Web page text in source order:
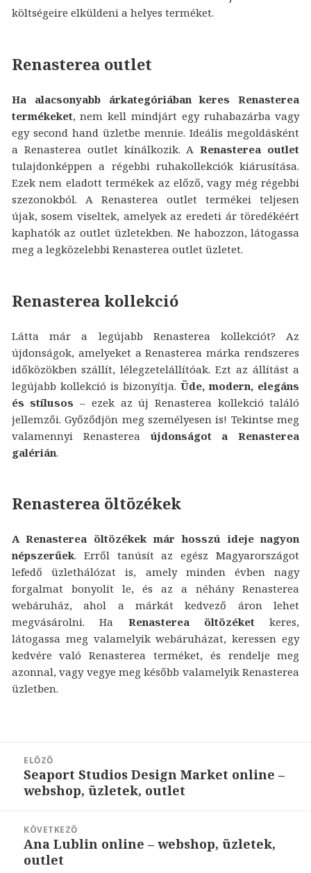
költségeire elküldeni a helyes terméket.
Renasterea outlet
Ha alacsonyabb árkategóriában keres Renasterea
termékeket, nem kell mindjárt egy ruhabazárba vagy
egy second hand üzletbe mennie. Ideális megoldásként
a Renasterea outlet kínálkozik. ARenasterea outlet
tulajdonképpen a régebbi ruhakollekciók kiárusítása.
Ezek nem eladott termékek az előző, vagy még régebbi
szezonokból. A Renasterea outlet termékei teljesen
újak, sosem viseltek, amelyek az eredeti ár töredékéért
kaphatók az outlet üzletekben. Ne habozzon, látogassa
meg a legközelebbi Renasterea outlet üzletet.
Renasterea kollekció
Látta már a legújabb Renasterea kollekciót? Az
újdonságok, amelyeket a Renasterea márka rendszeres
időközökben szállít, lélegzetelállítóak. Ezt az állítást a
legújabb kollekció is bizonyítja.Üde, modern, elegáns
és stílusos – ezek az új Renasterea kollekció találó
jellemzői. Győződjön meg személyesen is! Tekintse meg
valamennyi Renasterea újdonságot a Renasterea
galérián.
Renasterea öltözékek
A Renasterea öltözékek már hosszú ideje nagyon
népszerűek. Erről tanúsít az egész Magyarországot
lefedő üzlethálózat is, amely minden évben nagy
forgalmat bonyolít le, és az a néhány Renasterea
webáruház, ahol a márkát kedvező áron lehet
megvásárolni. Ha Renasterea öltözéketkeres,
látogassa meg valamelyik webáruházat, keressen egy
kedvére való Renasterea terméket, és rendelje meg
azonnal, vagy vegye meg később valamelyik Renasterea
üzletben.
navigáció
ELŐZŐ
Korábbi
bejegyzések:
Seaport Studios Design Market online –
webshop, üzletek, outlet
KÖVETKEZŐ
Következő
bejegyzések:
Ana Lublin online – webshop, üzletek,
outlet